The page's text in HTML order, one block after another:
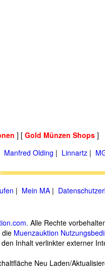
] [ Gold Münzen Shops]
Manfred Olding | Linnartz |
| Mein MA |
. Alle Rechte
die Muenzauktion
Inhalt verlinkter externer
Neu Laden/